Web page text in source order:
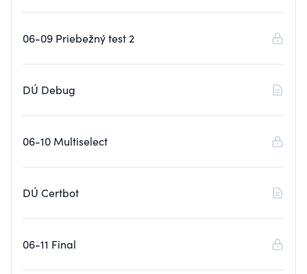
06-09 Priebežný test 2
DÚ Debug
06-10 Multiselect
DÚ Certbot
06-11 Final